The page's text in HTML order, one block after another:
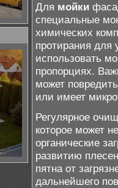
Для мойки
специальные
химических
протирания для
использовать
пропорциях.
может
или имеет
Регулярное
которое может
органические
развитию
пятна от
дальнейшего